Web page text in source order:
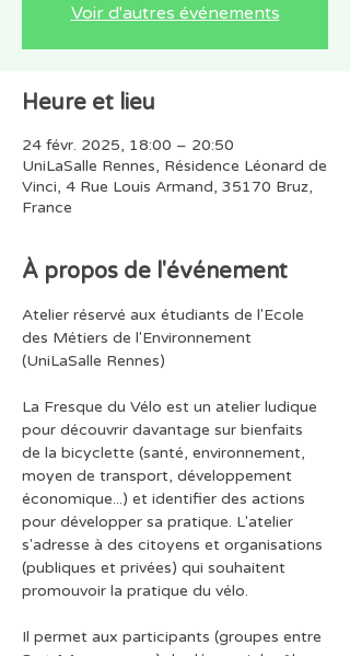
Voir d'autres événements
Heure et lieu
24 févr. 2025, 18:00 – 20:50
UniLaSalle Rennes, Résidence Léonard de
Vinci, 4 Rue Louis Armand, 35170 Bruz,
France
À propos de l'événement
Atelier réservé aux étudiants de l'Ecole
des Métiers de l'Environnement
(UniLaSalle Rennes)
La Fresque du Vélo est un atelier ludique
pour découvrir davantage sur bienfaits
de la bicyclette (santé, environnement,
moyen de transport, développement
économique...) et identifier des actions
pour développer sa pratique. L'atelier
s'adresse à des citoyens et organisations
(publiques et privées) qui souhaitent
promouvoir la pratique du vélo.
Il permet aux participants (groupes entre